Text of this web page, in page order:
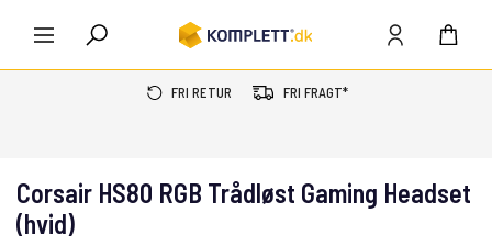
FRI RETUR FRI FRAGT*
Corsair HS80 RGB Trådløst Gaming Headset
(hvid)